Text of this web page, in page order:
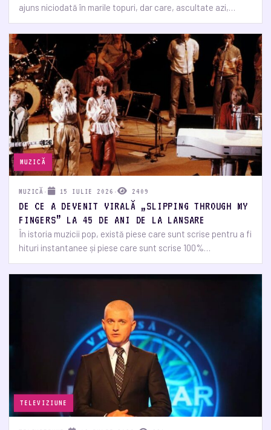
ajuns niciodată în marile topuri, dar care, ascultate azi,…
MUZICĂ
MUZICĂ · 15 IULIE 2026 · 2409
DE CE A DEVENIT VIRALĂ „SLIPPING THROUGH MY
FINGERS” LA 45 DE ANI DE LA LANSARE
În istoria muzicii pop, există piese care sunt scrise pentru a fi
hituri instantanee și piese care sunt scrise 100%…
TELEVIZIUNE